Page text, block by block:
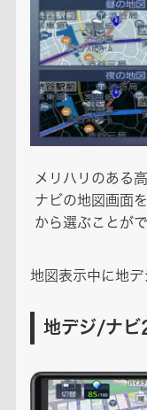
メリハリのある
ナビの地図画面
から選ぶことがで
地図表示中に地デ
地デジ/ナビ